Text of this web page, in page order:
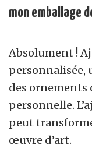
mon emballage
Absolument !
personnalisée,
des ornements
personnelle.
peut
œuvre d’art.